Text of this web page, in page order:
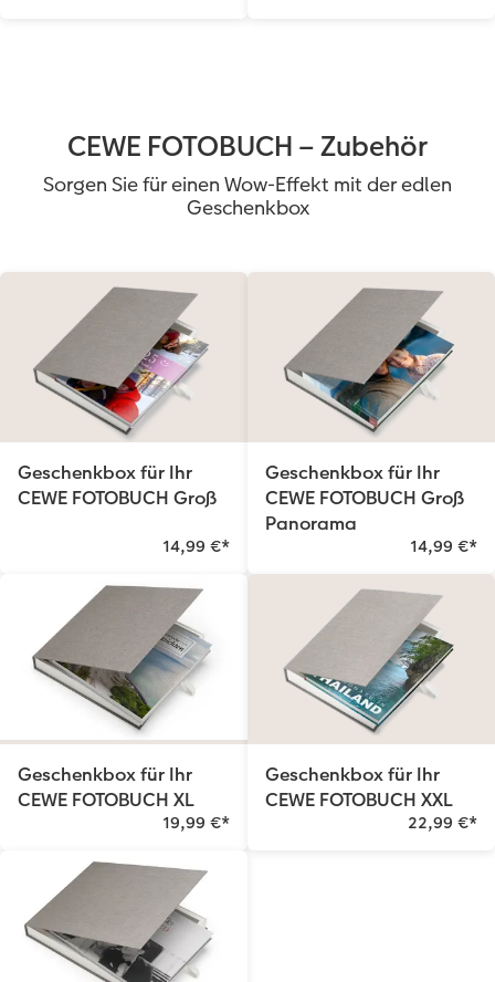
Neuheiten
Extras
Neuheiten
CEWE FOTOBUCH – Zubehör
Sorgen Sie für einen Wow-Effekt mit der edlen
Geschenkbox
Geschenkbox für Ihr
CEWE FOTOBUCH Groß
14,99 €*
Geschenkbox für Ihr
CEWE FOTOBUCH Groß
Panorama
14,99 €*
Geschenkbox für Ihr
CEWE FOTOBUCH XL
19,99 €*
Geschenkbox für Ihr
CEWE FOTOBUCH XXL
22,99 €*